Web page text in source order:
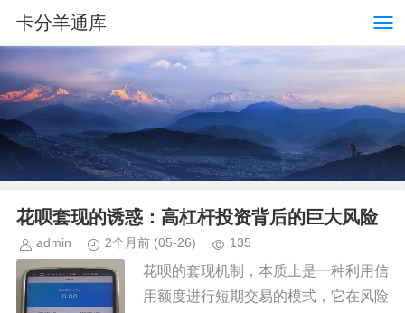
卡分羊通库
花呗套现的诱惑：高杠杆投资背后的巨大风险
admin 2个月前 (05-26) 135
花呗的套现机制，本质上是一种利用信
用额度进行短期交易的模式，它在风险